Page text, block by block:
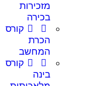
מזכירות
בכירה
קורס
הכרת
המחשב
קורס
בינה